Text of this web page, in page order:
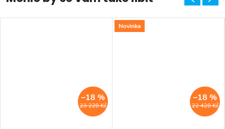
23 220 Kč
–18 %
Novinka
22 420 Kč
–18 %